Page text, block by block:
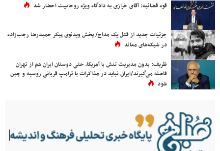
قوه قضائیه: آقای خرازی به دادگاه ویژه روحانیت احضار شد
جزئیات جدید از قتل یک مداح/ پخش ویدئوی پیکر حمیدرضا رجب‌زاده
در شبکه‌های معاند
ظریف: بدون مدیریت تنش با آمریکا، حتی دوستان ایران هم از تهران
فاصله می‌گیرند/ایران نباید در مذاکرات با ترامپ قربانی روسیه و چین
شود